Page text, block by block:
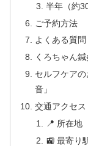
半年（約
ご予約方法
よくある質問
くろちゃん
セルフケア
音」
交通アクセ
📍 所在地
🚉 最寄り